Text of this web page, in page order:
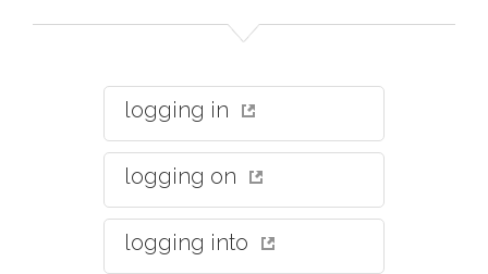
logging in
logging on
logging into